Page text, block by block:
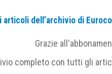
si intendono
anche se iscritte in catasto
articoli dell’archivio di
Grazie
completo con tutti gli